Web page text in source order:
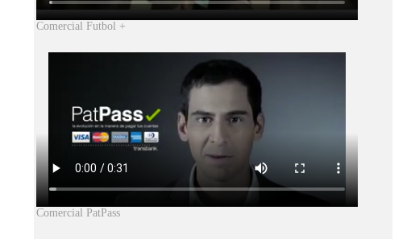
Comercial Futbol +
Comercial PatPass